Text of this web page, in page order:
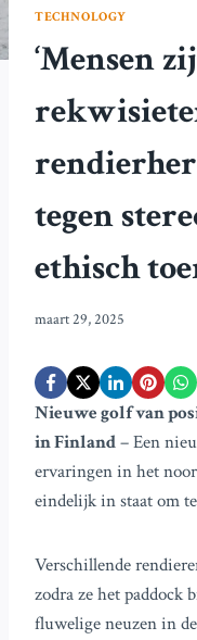
TECHNOLOGY
‘Mensen
tegen
ethisch
maart 29, 2025
Nieuwe golf van
in Finland– Een
ervaringen in het
eindelijk in staat om
Verschillende
zodra ze het paddock
fluwelige neuzen in de